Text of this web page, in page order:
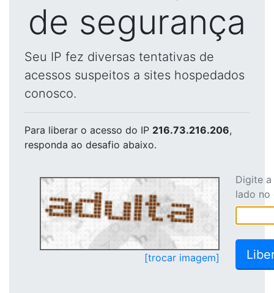
de segurança
Seu IP fez diversas tentativas de
acessos suspeitos a sites hospedados
conosco.
Para liberar o acesso do IP 216.73.216.206,
responda ao desafio abaixo.
[trocar imagem]
Digite
lado no